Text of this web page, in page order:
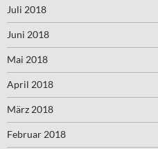
Juli 2018
Juni 2018
Mai 2018
April 2018
März 2018
Februar 2018